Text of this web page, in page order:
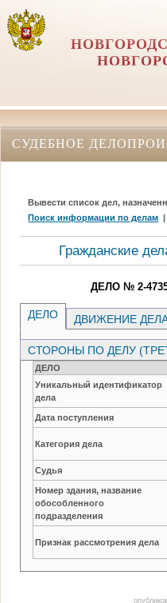
СУДЕБНОЕ
Вывести список дел,
Поиск информации по делам
Гражданские
ДЕЛО № 2-
ДЕЛО ДВИЖЕНИЕ
СТОРОНЫ ПО ДЕЛУ
ДЕЛО
Уникальный идентификатор
дела
Дата поступления
Категория дела
Судья
Номер здания, название
обособленного
подразделения
Признак рассмотрения дела